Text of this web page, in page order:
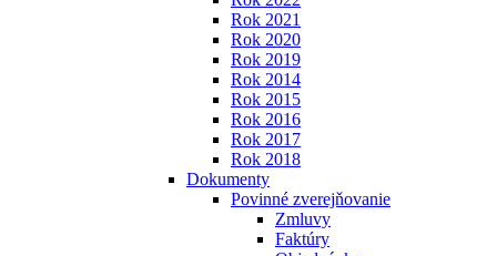
Rok 2021
Rok 2020
Rok 2019
Rok 2014
Rok 2015
Rok 2016
Rok 2017
Rok 2018
Dokumenty
Povinné zverejňovanie
Zmluvy
Faktúry